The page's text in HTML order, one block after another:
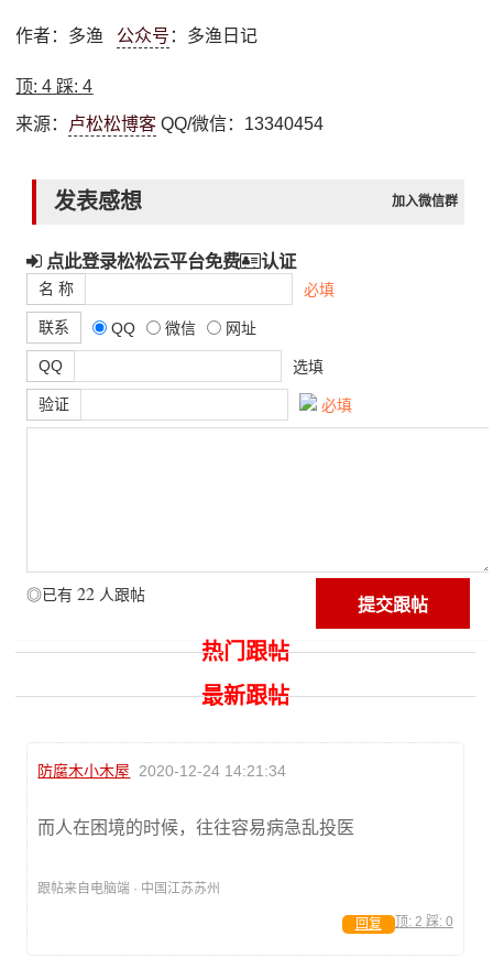
作者：多渔 公众号 ：多渔日记
顶:4 踩:4
来源： 卢松松博客 QQ/微信：13340454
发表感想 加入微信群
点此登录松松云平台免费 认证
名 称 必填
联系 QQ 微信 网址
QQ 选填
验证 必填
◎已有 22 人跟帖
热门跟帖
最新跟帖
防腐木小木屋 2020-12-24 14:21:34
而人在困境的时候，往往容易病急乱投医
跟帖来自电脑端 · 中国江苏苏州
顶: 2 踩: 0
回复